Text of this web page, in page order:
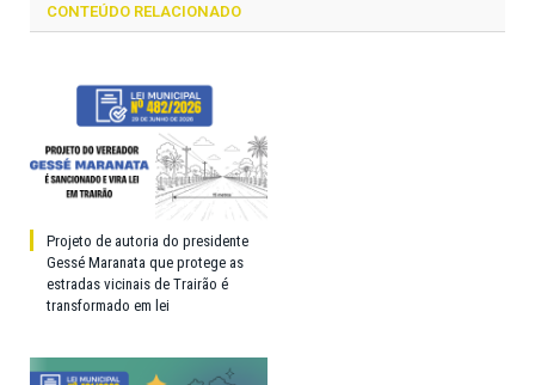
CONTEÚDO RELACIONADO
Projeto de autoria do presidente
Gessé Maranata que protege as
estradas vicinais de Trairão é
transformado em lei